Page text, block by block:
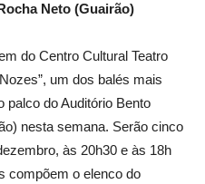
Neto (Guairão)
do Centro Cultural Teatro
um dos balés mais
palco do Auditório Bento
nesta semana. Serão cinco
às 20h30 e às 18h
compõem o elenco do